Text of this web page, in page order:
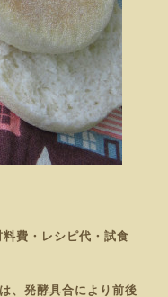
費・レシピ代・試食
、発酵具合により前後